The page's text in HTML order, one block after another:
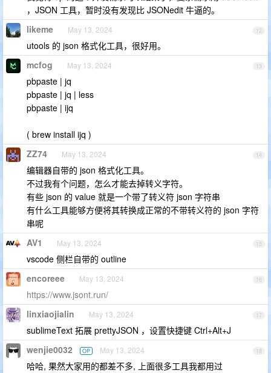
，JSON 工具，暂时没有发现比 JSONedit 牛逼的。
12
likeme May 13, 2024
utools 的 json 格式化工具，很好用。
13
mcfog May 13, 2024
pbpaste | jq
pbpaste | jq | less
pbpaste | ijq
( brew install ijq )
14
ZZ74 May 13, 2024
编辑器自带的 json 格式化工具。
不过我有个问题，怎么才能去掉转义字符。
有些 json 的 value 就是一个带了转义符 json 字符串
有什么工具能够方便将其转换成正常的不带转义符的 json 字符
串呢
15
AV1 May 13, 2024
vscode 侧栏自带的 outline
16
encoreee May 13, 2024
https://www.jsont.run/
17
linxiaojialin May 13, 2024
sublimeText 拓展 prettyJSON ，设置快捷键 Ctrl+Alt+J
18
wenjie0032 OP May 13, 2024
哈哈, 果然大家用的都差不多, 上面很多工具我都用过